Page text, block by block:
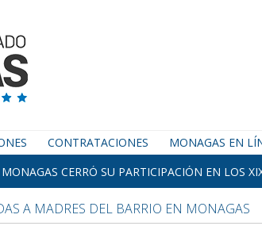
CONTRATACIONES MONAGAS EN
CERRÓ SU PARTICIPACIÓN EN LOS
A MADRES DEL BARRIO EN MONAGAS